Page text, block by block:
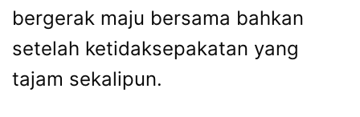
bergerak maju bersama bahkan
setelah ketidaksepakatan yang
tajam sekalipun.